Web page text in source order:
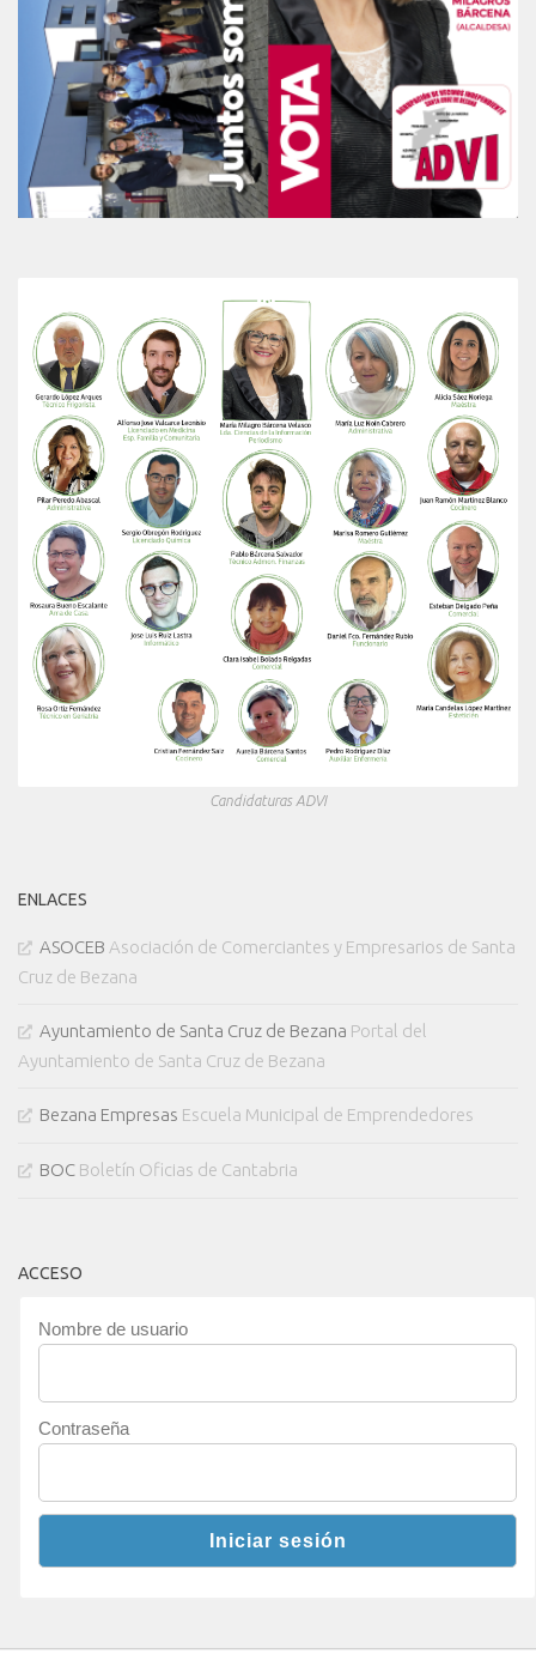
Candidaturas ADVI
ENLACES
ASOCEB Asociación de Comerciantes y Empresarios de Santa
Cruz de Bezana
Ayuntamiento de Santa Cruz de Bezana Portal del
Ayuntamiento de Santa Cruz de Bezana
Bezana Empresas Escuela Municipal de Emprendedores
BOC Boletín Oficias de Cantabria
ACCESO
Nombre de usuario
Contraseña